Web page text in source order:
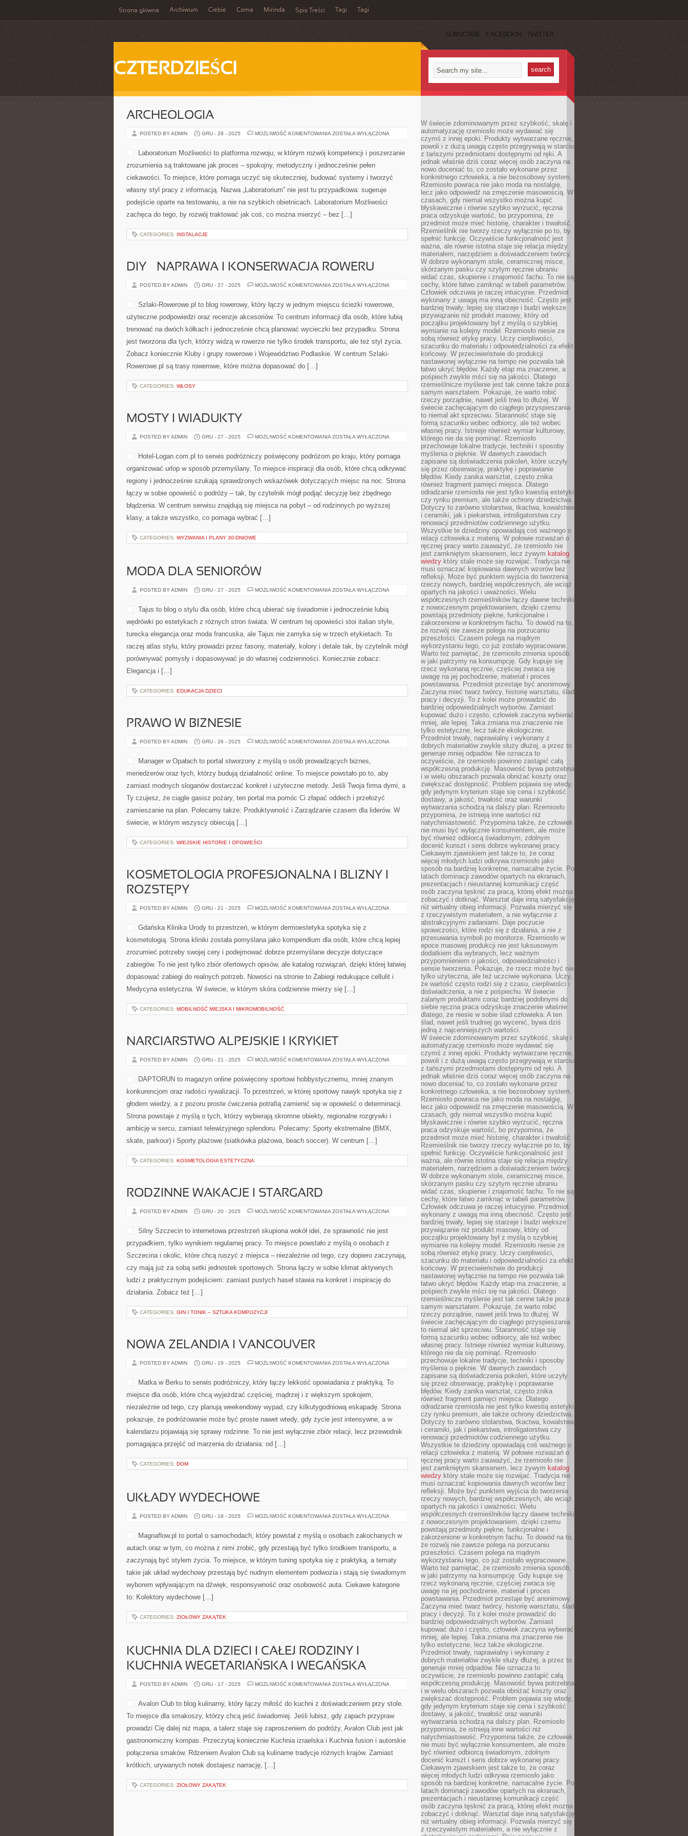
Strona główna Archiwum Ciebie Coma Mirinda Spis Treści Tagi Tagi
SUBSCRIBE FACEBOOK TWITTER
CZTERDZIEŚCI
ARCHEOLOGIA
POSTED BY ADMIN GRU - 28 - 2025 MOŻLIWOŚĆ KOMENTOWANIA ARCHEOLOGIA
ZOSTAŁA WYŁĄCZONA
Laboratorium Możliwości to platforma rozwoju, w którym rozwój kompetencji i poszerzanie
zrozumienia są traktowane jak proces – spokojny, metodyczny i jednocześnie pełen
ciekawości. To miejsce, które pomaga uczyć się skuteczniej, budować systemy i tworzyć
własny styl pracy z informacją. Nazwa „Laboratorium” nie jest tu przypadkowa: sugeruje
podejście oparte na testowaniu, a nie na szybkich obietnicach. Laboratorium Możliwości
zachęca do tego, by rozwój traktować jak coś, co można mierzyć – bez […]
CATEGORIES: INSTALACJE
DIY – NAPRAWA I KONSERWACJA ROWERU
POSTED BY ADMIN GRU - 27 - 2025 MOŻLIWOŚĆ KOMENTOWANIA DIY
KONSERWACJA
ZOSTAŁA WYŁĄCZONA
Szlaki-Rowerowe.pl to blog rowerowy, który łączy w jednym miejscu ścieżki rowerowe,
użyteczne podpowiedzi oraz recenzje akcesoriów. To centrum informacji dla osób, które lubią
trenować na dwóch kółkach i jednocześnie chcą planować wycieczki bez przypadku. Strona
jest tworzona dla tych, którzy widzą w rowerze nie tylko środek transportu, ale też styl życia.
Zobacz koniecznie Kluby i grupy rowerowe i Województwo Podlaskie. W centrum Szlaki-
Rowerowe.pl są trasy rowerowe, które można dopasować do […]
CATEGORIES: WŁOSY
MOSTY I WIADUKTY
POSTED BY ADMIN GRU - 27 - 2025 MOŻLIWOŚĆ KOMENTOWANIA MOSTY
ZOSTAŁA WYŁĄCZONA
Hotel-Logan.com.pl to serwis podróżniczy poświęcony podróżom po kraju, który pomaga
organizować urlop w sposób przemyślany. To miejsce inspiracji dla osób, które chcą odkrywać
regiony i jednocześnie szukają sprawdzonych wskazówek dotyczących miejsc na noc. Strona
łączy w sobie opowieść o podróży – tak, by czytelnik mógł podjąć decyzję bez zbędnego
błądzenia. W centrum serwisu znajdują się miejsca na pobyt – od rodzinnych po wyższej
klasy, a także wszystko, co pomaga wybrać […]
CATEGORIES: WYZWANIA I PLANY 30-DNIOWE
MODA DLA SENIORÓW
POSTED BY ADMIN GRU - 27 - 2025 MOŻLIWOŚĆ KOMENTOWANIA MODA
ZOSTAŁA WYŁĄCZONA
Tajus to blog o stylu dla osób, które chcą ubierać się świadomie i jednocześnie lubią
wędrówki po estetykach z różnych stron świata. W centrum tej opowieści stoi italian style,
turecka elegancja oraz moda francuska, ale Tajus nie zamyka się w trzech etykietach. To
raczej atlas stylu, który prowadzi przez fasony, materiały, kolory i detale tak, by czytelnik mógł
porównywać pomysły i dopasowywać je do własnej codzienności. Koniecznie zobacz:
Elegancja i […]
CATEGORIES: EDUKACJA DZIECI
PRAWO W BIZNESIE
POSTED BY ADMIN GRU - 26 - 2025 MOŻLIWOŚĆ KOMENTOWANIA PRAWO
ZOSTAŁA WYŁĄCZONA
Manager w Opałach to portal stworzony z myślą o osób prowadzących biznes,
menedżerów oraz tych, którzy budują działalność online. To miejsce powstało po to, aby
zamiast modnych sloganów dostarczać konkret i użyteczne metody. Jeśli Twoja firma dymi, a
Ty czujesz, że ciągle gasisz pożary, ten portal ma pomóc Ci złapać oddech i przełożyć
zamieszanie na plan. Polecamy także: Produktywność i Zarządzanie czasem dla liderów. W
świecie, w którym wszyscy obiecują […]
CATEGORIES: WIEJSKIE HISTORIE I OPOWIEŚCI
KOSMETOLOGIA PROFESJONALNA I BLIZNY I
ROZSTĘPY
POSTED BY ADMIN GRU - 21 - 2025 MOŻLIWOŚĆ KOMENTOWANIA KOSMETOLOGIA
BLIZNY
I
ZOSTAŁA WYŁĄCZONA
Gdańska Klinika Urody to przestrzeń, w którym dermoestetyka spotyka się z
kosmetologią. Strona kliniki została pomyślana jako kompendium dla osób, które chcą lepiej
zrozumieć potrzeby swojej cery i podejmować dobrze przemyślane decyzje dotyczące
zabiegów. To nie jest tylko zbiór ofertowych opisów, ale katalog rozwiązań, dzięki której łatwiej
dopasować zabiegi do realnych potrzeb. Nowości na stronie to Zabiegi redukujące cellulit i
Medycyna estetyczna. W świecie, w którym skóra codziennie mierzy się […]
CATEGORIES: MOBILNOŚĆ MIEJSKA I MIKROMOBILNOŚĆ
NARCIARSTWO ALPEJSKIE I KRYKIET
POSTED BY ADMIN GRU - 21 - 2025 MOŻLIWOŚĆ KOMENTOWANIA NARCIARSTWO
ZOSTAŁA WYŁĄCZONA
DAPTORUN to magazyn online poświęcony sportowi hobbystycznemu, mniej znanym
konkurencjom oraz radości rywalizacji. To przestrzeń, w której sportowy nawyk spotyka się z
głodem wiedzy, a z pozoru proste ćwiczenia potrafią zamienić się w opowieść o determinacji.
Strona powstaje z myślą o tych, którzy wybierają skromne obiekty, regionalne rozgrywki i
ambicję w sercu, zamiast telewizyjnego splendoru. Polecamy: Sporty ekstremalne (BMX,
skate, parkour) i Sporty plażowe (siatkówka plażowa, beach soccer). W centrum […]
CATEGORIES: KOSMETOLOGIA ESTETYCZNA
RODZINNE WAKACJE I STARGARD
POSTED BY ADMIN GRU - 20 - 2025 MOŻLIWOŚĆ KOMENTOWANIA RODZINNE
STARGARD
ZOSTAŁA WYŁĄCZONA
Silny Szczecin to internetowa przestrzeń skupiona wokół idei, że sprawność nie jest
przypadkiem, tylko wynikiem regularnej pracy. To miejsce powstało z myślą o osobach z
Szczecina i okolic, które chcą ruszyć z miejsca – niezależnie od tego, czy dopiero zaczynają,
czy mają już za sobą setki jednostek sportowych. Strona łączy w sobie klimat aktywnych
ludzi z praktycznym podejściem: zamiast pustych haseł stawia na konkret i inspirację do
działania. Zobacz też […]
CATEGORIES: GIN I TONIK – SZTUKA KOMPOZYCJI
NOWA ZELANDIA I VANCOUVER
POSTED BY ADMIN GRU - 19 - 2025 MOŻLIWOŚĆ KOMENTOWANIA NOWA
VANCOUVER
ZOSTAŁA WYŁĄCZONA
Matka w Berku to serwis podróżniczy, który łączy lekkość opowiadania z praktyką. To
miejsce dla osób, które chcą wyjeżdżać częściej, mądrzej i z większym spokojem,
niezależnie od tego, czy planują weekendowy wypad, czy kilkutygodniową eskapadę. Strona
pokazuje, że podróżowanie może być proste nawet wtedy, gdy życie jest intensywne, a w
kalendarzu pojawiają się sprawy rodzinne. To nie jest wyłącznie zbiór relacji, lecz przewodnik
pomagająca przejść od marzenia do działania: od […]
CATEGORIES: DOM
UKŁADY WYDECHOWE
POSTED BY ADMIN GRU - 18 - 2025 MOŻLIWOŚĆ KOMENTOWANIA UKŁADY
ZOSTAŁA WYŁĄCZONA
Magnaflow.pl to portal o samochodach, który powstał z myślą o osobach zakochanych w
autach oraz w tym, co można z nimi zrobić, gdy przestają być tylko środkiem transportu, a
zaczynają być stylem życia. To miejsce, w którym tuning spotyka się z praktyką, a tematy
takie jak układ wydechowy przestają być nudnym elementem podwozia i stają się świadomym
wyborem wpływającym na dźwięk, responsywność oraz osobowość auta. Ciekawe kategorie
to: Kolektory wydechowe […]
CATEGORIES: ZIOŁOWY ZAKĄTEK
KUCHNIA DLA DZIECI I CAŁEJ RODZINY I
KUCHNIA WEGETARIAŃSKA I WEGAŃSKA
POSTED BY ADMIN GRU - 17 - 2025 MOŻLIWOŚĆ KOMENTOWANIA KUCHNIA
CAŁEJ
I
WEGETARIAŃSKA
WEGAŃSKA
ZOSTAŁA WYŁĄCZONA
Avalon Club to blog kulinarny, który łączy miłość do kuchni z doświadczeniem przy stole.
To miejsce dla smakoszy, którzy chcą jeść świadomiej. Jeśli lubisz, gdy zapach przypraw
prowadzi Cię dalej niż mapa, a talerz staje się zaproszeniem do podróży, Avalon Club jest jak
gastronomiczny kompas. Przeczytaj koniecznie Kuchnia izraelska i Kuchnia fusion i autorskie
połączenia smaków. Rdzeniem Avalon Club są kulinarne tradycje różnych krajów. Zamiast
krótkich, urywanych notek dostajesz narrację, […]
CATEGORIES: ZIOŁOWY ZAKĄTEK
W świecie zdominowanym przez szybkość, skalę i
automatyzację rzemiosło może wydawać się
czymś z innej epoki. Produkty wytwarzane ręcznie,
powoli i z dużą uwagą często przegrywają w starciu
z tańszymi przedmiotami dostępnymi od ręki. A
jednak właśnie dziś coraz więcej osób zaczyna na
nowo doceniać to, co zostało wykonane przez
konkretnego człowieka, a nie bezosobowy system.
Rzemiosło powraca nie jako moda na nostalgię,
lecz jako odpowiedź na zmęczenie masowością. W
czasach, gdy niemal wszystko można kupić
błyskawicznie i równie szybko wyrzucić, ręczna
praca odzyskuje wartość, bo przypomina, że
przedmiot może mieć historię, charakter i trwałość.
Rzemieślnik nie tworzy rzeczy wyłącznie po to, by
spełnić funkcję. Oczywiście funkcjonalność jest
ważna, ale równie istotna staje się relacja między
materiałem, narzędziem a doświadczeniem twórcy.
W dobrze wykonanym stole, ceramicznej misce,
skórzanym pasku czy szytym ręcznie ubraniu
widać czas, skupienie i znajomość fachu. To nie są
cechy, które łatwo zamknąć w tabeli parametrów.
Człowiek odczuwa je raczej intuicyjnie. Przedmiot
wykonany z uwagą ma inną obecność. Często jest
bardziej trwały, lepiej się starzeje i budzi większe
przywiązanie niż produkt masowy, który od
początku projektowany był z myślą o szybkiej
wymianie na kolejny model. Rzemiosło niesie ze
sobą również etykę pracy. Uczy cierpliwości,
szacunku do materiału i odpowiedzialności za efekt
końcowy. W przeciwieństwie do produkcji
nastawionej wyłącznie na tempo nie pozwala tak
łatwo ukryć błędów. Każdy etap ma znaczenie, a
pośpiech zwykle mści się na jakości. Dlatego
rzemieślnicze myślenie jest tak cenne także poza
samym warsztatem. Pokazuje, że warto robić
rzeczy porządnie, nawet jeśli trwa to dłużej. W
świecie zachęcającym do ciągłego przyspieszania
to niemal akt sprzeciwu. Staranność staje się
formą szacunku wobec odbiorcy, ale też wobec
własnej pracy. Istnieje również wymiar kulturowy,
którego nie da się pominąć. Rzemiosło
przechowuje lokalne tradycje, techniki i sposoby
myślenia o pięknie. W dawnych zawodach
zapisane są doświadczenia pokoleń, które uczyły
się przez obserwację, praktykę i poprawianie
błędów. Kiedy zanika warsztat, często znika
również fragment pamięci miejsca. Dlatego
odradzanie rzemiosła nie jest tylko kwestią estetyki
czy rynku premium, ale także ochrony dziedzictwa.
Dotyczy to zarówno stolarstwa, tkactwa, kowalstwa
i ceramiki, jak i piekarstwa, introligatorstwa czy
renowacji przedmiotów codziennego użytku.
Wszystkie te dziedziny opowiadają coś ważnego o
relacji człowieka z materią. W połowie rozważań o
ręcznej pracy warto zauważyć, że rzemiosło nie
jest zamkniętym skansenem, lecz żywym katalog
wiedzy który stale może się rozwijać. Tradycja nie
musi oznaczać kopiowania dawnych wzorów bez
refleksji. Może być punktem wyjścia do tworzenia
rzeczy nowych, bardziej współczesnych, ale wciąż
opartych na jakości i uważności. Wielu
współczesnych rzemieślników łączy dawne techniki
z nowoczesnym projektowaniem, dzięki czemu
powstają przedmioty piękne, funkcjonalne i
zakorzenione w konkretnym fachu. To dowód na to,
że rozwój nie zawsze polega na porzucaniu
przeszłości. Czasem polega na mądrym
wykorzystaniu tego, co już zostało wypracowane.
Warto też pamiętać, że rzemiosło zmienia sposób,
w jaki patrzymy na konsumpcję. Gdy kupuje się
rzecz wykonaną ręcznie, częściej zwraca się
uwagę na jej pochodzenie, materiał i proces
powstawania. Przedmiot przestaje być anonimowy.
Zaczyna mieć twarz twórcy, historię warsztatu, ślad
pracy i decyzji. To z kolei może prowadzić do
bardziej odpowiedzialnych wyborów. Zamiast
kupować dużo i często, człowiek zaczyna wybierać
mniej, ale lepiej. Taka zmiana ma znaczenie nie
tylko estetyczne, lecz także ekologiczne.
Przedmiot trwały, naprawialny i wykonany z
dobrych materiałów zwykle służy dłużej, a przez to
generuje mniej odpadów. Nie oznacza to
oczywiście, że rzemiosło powinno zastąpić całą
współczesną produkcję. Masowość bywa potrzebna
i w wielu obszarach pozwala obniżać koszty oraz
zwiększać dostępność. Problem pojawia się wtedy,
gdy jedynym kryterium staje się cena i szybkość
dostawy, a jakość, trwałość oraz warunki
wytwarzania schodzą na dalszy plan. Rzemiosło
przypomina, że istnieją inne wartości niż
natychmiastowość. Przypomina także, że człowiek
nie musi być wyłącznie konsumentem, ale może
być również odbiorcą świadomym, zdolnym
docenić kunszt i sens dobrze wykonanej pracy.
Ciekawym zjawiskiem jest także to, że coraz
więcej młodych ludzi odkrywa rzemiosło jako
sposób na bardziej konkretne, namacalne życie. Po
latach dominacji zawodów opartych na ekranach,
prezentacjach i nieustannej komunikacji część
osób zaczyna tęsknić za pracą, której efekt można
zobaczyć i dotknąć. Warsztat daje inną satysfakcję
niż wirtualny obieg informacji. Pozwala mierzyć się
z rzeczywistym materiałem, a nie wyłącznie z
abstrakcyjnymi zadaniami. Daje poczucie
sprawczości, które rodzi się z działania, a nie z
przesuwania symboli po monitorze. Rzemiosło w
epoce masowej produkcji nie jest luksusowym
dodatkiem dla wybranych, lecz ważnym
przypomnieniem o jakości, odpowiedzialności i
sensie tworzenia. Pokazuje, że rzecz może być nie
tylko użyteczna, ale też uczciwie wykonana. Uczy,
że wartość często rodzi się z czasu, cierpliwości i
doświadczenia, a nie z pośpiechu. W świecie
zalanym produktami coraz bardziej podobnymi do
siebie ręczna praca odzyskuje znaczenie właśnie
dlatego, że niesie w sobie ślad człowieka. A ten
ślad, nawet jeśli trudniej go wycenić, bywa dziś
jedną z najcenniejszych wartości.
W świecie zdominowanym przez szybkość, skalę i
automatyzację rzemiosło może wydawać się
czymś z innej epoki. Produkty wytwarzane ręcznie,
powoli i z dużą uwagą często przegrywają w starciu
z tańszymi przedmiotami dostępnymi od ręki. A
jednak właśnie dziś coraz więcej osób zaczyna na
nowo doceniać to, co zostało wykonane przez
konkretnego człowieka, a nie bezosobowy system.
Rzemiosło powraca nie jako moda na nostalgię,
lecz jako odpowiedź na zmęczenie masowością. W
czasach, gdy niemal wszystko można kupić
błyskawicznie i równie szybko wyrzucić, ręczna
praca odzyskuje wartość, bo przypomina, że
przedmiot może mieć historię, charakter i trwałość.
Rzemieślnik nie tworzy rzeczy wyłącznie po to, by
spełnić funkcję. Oczywiście funkcjonalność jest
ważna, ale równie istotna staje się relacja między
materiałem, narzędziem a doświadczeniem twórcy.
W dobrze wykonanym stole, ceramicznej misce,
skórzanym pasku czy szytym ręcznie ubraniu
widać czas, skupienie i znajomość fachu. To nie są
cechy, które łatwo zamknąć w tabeli parametrów.
Człowiek odczuwa je raczej intuicyjnie. Przedmiot
wykonany z uwagą ma inną obecność. Często jest
bardziej trwały, lepiej się starzeje i budzi większe
przywiązanie niż produkt masowy, który od
początku projektowany był z myślą o szybkiej
wymianie na kolejny model. Rzemiosło niesie ze
sobą również etykę pracy. Uczy cierpliwości,
szacunku do materiału i odpowiedzialności za efekt
końcowy. W przeciwieństwie do produkcji
nastawionej wyłącznie na tempo nie pozwala tak
łatwo ukryć błędów. Każdy etap ma znaczenie, a
pośpiech zwykle mści się na jakości. Dlatego
rzemieślnicze myślenie jest tak cenne także poza
samym warsztatem. Pokazuje, że warto robić
rzeczy porządnie, nawet jeśli trwa to dłużej. W
świecie zachęcającym do ciągłego przyspieszania
to niemal akt sprzeciwu. Staranność staje się
formą szacunku wobec odbiorcy, ale też wobec
własnej pracy. Istnieje również wymiar kulturowy,
którego nie da się pominąć. Rzemiosło
przechowuje lokalne tradycje, techniki i sposoby
myślenia o pięknie. W dawnych zawodach
zapisane są doświadczenia pokoleń, które uczyły
się przez obserwację, praktykę i poprawianie
błędów. Kiedy zanika warsztat, często znika
również fragment pamięci miejsca. Dlatego
odradzanie rzemiosła nie jest tylko kwestią estetyki
czy rynku premium, ale także ochrony dziedzictwa.
Dotyczy to zarówno stolarstwa, tkactwa, kowalstwa
i ceramiki, jak i piekarstwa, introligatorstwa czy
renowacji przedmiotów codziennego użytku.
Wszystkie te dziedziny opowiadają coś ważnego o
relacji człowieka z materią. W połowie rozważań o
ręcznej pracy warto zauważyć, że rzemiosło nie
jest zamkniętym skansenem, lecz żywym katalog
wiedzy który stale może się rozwijać. Tradycja nie
musi oznaczać kopiowania dawnych wzorów bez
refleksji. Może być punktem wyjścia do tworzenia
rzeczy nowych, bardziej współczesnych, ale wciąż
opartych na jakości i uważności. Wielu
współczesnych rzemieślników łączy dawne techniki
z nowoczesnym projektowaniem, dzięki czemu
powstają przedmioty piękne, funkcjonalne i
zakorzenione w konkretnym fachu. To dowód na to,
że rozwój nie zawsze polega na porzucaniu
przeszłości. Czasem polega na mądrym
wykorzystaniu tego, co już zostało wypracowane.
Warto też pamiętać, że rzemiosło zmienia sposób,
w jaki patrzymy na konsumpcję. Gdy kupuje się
rzecz wykonaną ręcznie, częściej zwraca się
uwagę na jej pochodzenie, materiał i proces
powstawania. Przedmiot przestaje być anonimowy.
Zaczyna mieć twarz twórcy, historię warsztatu, ślad
pracy i decyzji. To z kolei może prowadzić do
bardziej odpowiedzialnych wyborów. Zamiast
kupować dużo i często, człowiek zaczyna wybierać
mniej, ale lepiej. Taka zmiana ma znaczenie nie
tylko estetyczne, lecz także ekologiczne.
Przedmiot trwały, naprawialny i wykonany z
dobrych materiałów zwykle służy dłużej, a przez to
generuje mniej odpadów. Nie oznacza to
oczywiście, że rzemiosło powinno zastąpić całą
współczesną produkcję. Masowość bywa potrzebna
i w wielu obszarach pozwala obniżać koszty oraz
zwiększać dostępność. Problem pojawia się wtedy,
gdy jedynym kryterium staje się cena i szybkość
dostawy, a jakość, trwałość oraz warunki
wytwarzania schodzą na dalszy plan. Rzemiosło
przypomina, że istnieją inne wartości niż
natychmiastowość. Przypomina także, że człowiek
nie musi być wyłącznie konsumentem, ale może
być również odbiorcą świadomym, zdolnym
docenić kunszt i sens dobrze wykonanej pracy.
Ciekawym zjawiskiem jest także to, że coraz
więcej młodych ludzi odkrywa rzemiosło jako
sposób na bardziej konkretne, namacalne życie. Po
latach dominacji zawodów opartych na ekranach,
prezentacjach i nieustannej komunikacji część
osób zaczyna tęsknić za pracą, której efekt można
zobaczyć i dotknąć. Warsztat daje inną satysfakcję
niż wirtualny obieg informacji. Pozwala mierzyć się
z rzeczywistym materiałem, a nie wyłącznie z